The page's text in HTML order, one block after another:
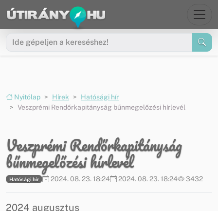
Ugrás a menüre
Ugrás a tartalomra
Nyitólap Hírek
Hatósági hír
Veszprémi Rendőrkapitányság bűnmegelőzési hírlevél
Veszprémi Rendőrkapitányság
bűnmegelőzési hírlevél
Hatósági hír 2024. 08. 23. 18:24 2024. 08. 23. 18:24 3432
2024 augusztus